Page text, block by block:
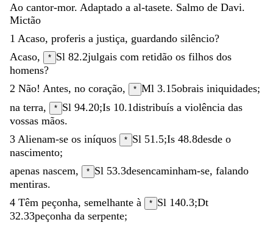
Ao cantor-mor. Adaptado a al-tasete. Salmo de Davi.
Mictão
1 Acaso, proferis a justiça, guardando silêncio?
Acaso, * Sl 82.2julgais com retidão os filhos dos
homens?
2 Não! Antes, no coração, * Ml 3.15obrais iniquidades;
na terra, * Sl 94.20;Is 10.1distribuís a violência das
vossas mãos.
3 Alienam-se os iníquos * Sl 51.5;Is 48.8desde o
nascimento;
apenas nascem, * Sl 53.3desencaminham-se, falando
mentiras.
4 Têm peçonha, semelhante à * Sl 140.3;Dt
32.33peçonha da serpente;